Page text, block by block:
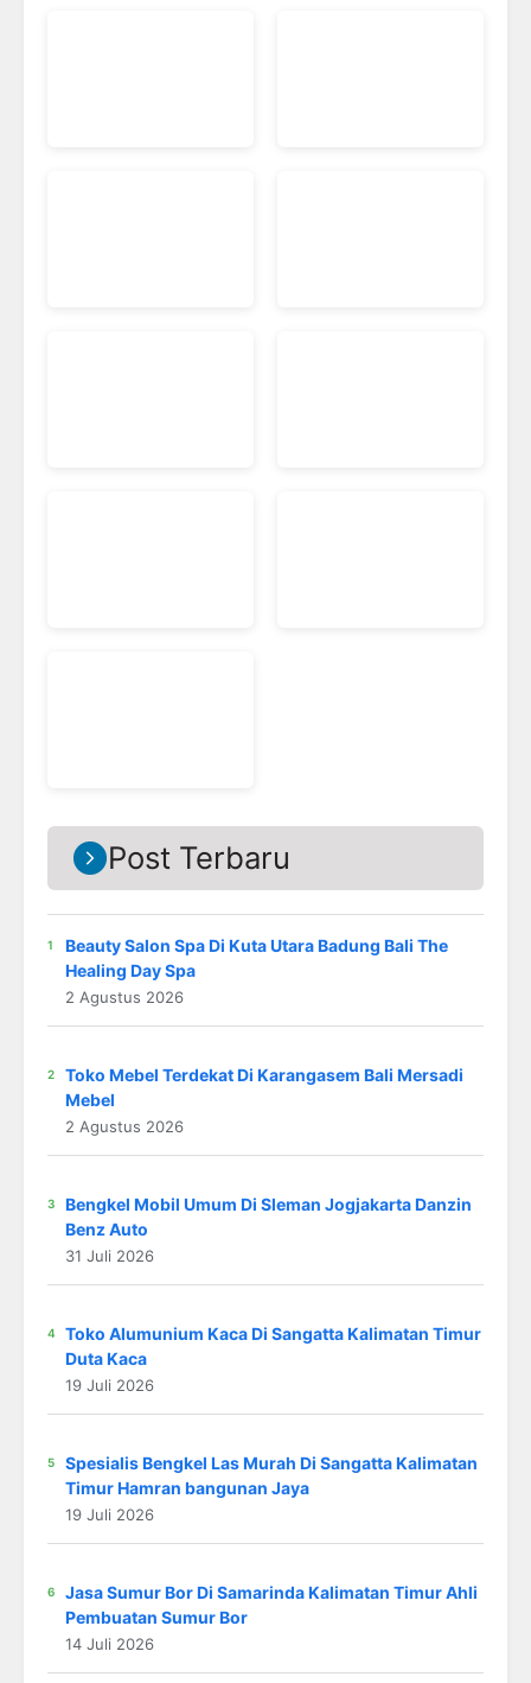
Post Terbaru
Beauty Salon Spa Di Kuta Utara Badung Bali The
Healing Day Spa
2 Agustus 2026
Toko Mebel Terdekat Di Karangasem Bali Mersadi
Mebel
2 Agustus 2026
Bengkel Mobil Umum Di Sleman Jogjakarta Danzin
Benz Auto
31 Juli 2026
Toko Alumunium Kaca Di Sangatta Kalimatan Timur
Duta Kaca
19 Juli 2026
Spesialis Bengkel Las Murah Di Sangatta Kalimatan
Timur Hamran bangunan Jaya
19 Juli 2026
Jasa Sumur Bor Di Samarinda Kalimatan Timur Ahli
Pembuatan Sumur Bor
14 Juli 2026